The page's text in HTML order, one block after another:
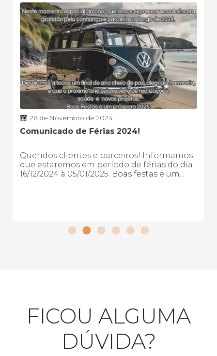
28 de Novembro de 2024
Comunicado de Férias 2024!
Queridos clientes e parceiros! Informamos
que estaremos em período de férias do dia
16/12/2024 à 05/01/2025. Boas festas e um...
FICOU ALGUMA
DÚVIDA?